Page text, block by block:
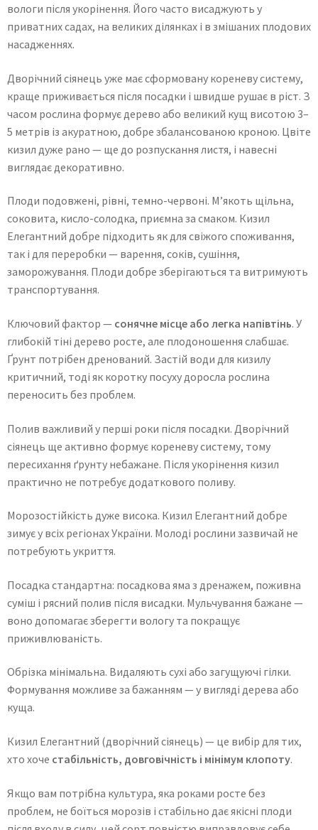
вологи після укорінення. Його часто висаджують у
приватних садах, на великих ділянках і в змішаних плодових
насадженнях.
Дворічний сіянець уже має сформовану кореневу систему,
краще приживається після посадки і швидше рушає в ріст. З
часом рослина формує дерево або великий кущ висотою 3–
5 метрів із акуратною, добре збалансованою кроною. Цвіте
кизил дуже рано — ще до розпускання листя, і навесні
виглядає декоративно.
Плоди подовжені, рівні, темно-червоні. М’якоть щільна,
соковита, кисло-солодка, приємна за смаком. Кизил
Елегантний добре підходить як для свіжого споживання,
так і для переробки — варення, соків, сушіння,
заморожування. Плоди добре зберігаються та витримують
транспортування.
Ключовий фактор — сонячне місце або легка напівтінь. У
глибокій тіні дерево росте, але плодоношення слабшає.
Ґрунт потрібен дренований. Застій води для кизилу
критичний, тоді як коротку посуху доросла рослина
переносить без проблем.
Полив важливий у перші роки після посадки. Дворічний
сіянець ще активно формує кореневу систему, тому
пересихання ґрунту небажане. Після укорінення кизил
практично не потребує додаткового поливу.
Морозостійкість дуже висока. Кизил Елегантний добре
зимує у всіх регіонах України. Молоді рослини зазвичай не
потребують укриття.
Посадка стандартна: посадкова яма з дренажем, поживна
суміш і рясний полив після висадки. Мульчування бажане —
воно допомагає зберегти вологу та покращує
приживлюваність.
Обрізка мінімальна. Видаляють сухі або загущуючі гілки.
Формування можливе за бажанням — у вигляді дерева або
куща.
Кизил Елегантний (дворічний сіянець) — це вибір для тих,
хто хоче стабільність, довговічність і мінімум клопоту.
Якщо вам потрібна культура, яка роками росте без
проблем, не боїться морозів і стабільно дає якісні плоди